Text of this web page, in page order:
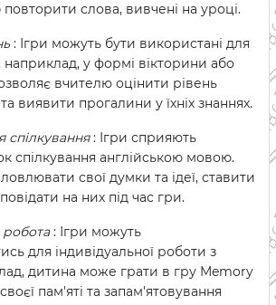
слова, вивчені на уроці.
: Ігри можуть бути використані для
у формі вікторини або
вчителю оцінити рівень
виявити прогалини у їхніх знаннях.
: Ігри сприяють
спілкування англійською мовою.
свої думки та ідеї, ставити
на них під час гри.
робота: Ігри можуть
для індивідуальної роботи з
дитина може грати в гру Memory
пам'яті та запам'ятовування